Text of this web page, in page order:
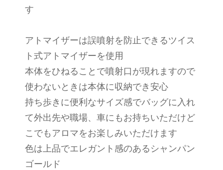
す
アトマイザーは誤噴射を防止できるツイス
ト式アトマイザーを使用
本体をひねることで噴射口が現れますので
使わないときは本体に収納でき安心
持ち歩きに便利なサイズ感でバッグに入れ
て外出先や職場、車にもお持ちいただけど
こでもアロマをお楽しみいただけます
色は上品でエレガント感のあるシャンパン
ゴールド